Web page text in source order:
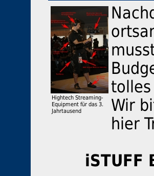
Hightech Streaming-
Equipment für das 3.
Jahrtausend
Wir
hier
iSTUFF